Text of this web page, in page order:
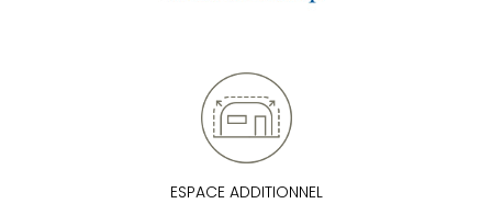
ESPACE ADDITIONNEL